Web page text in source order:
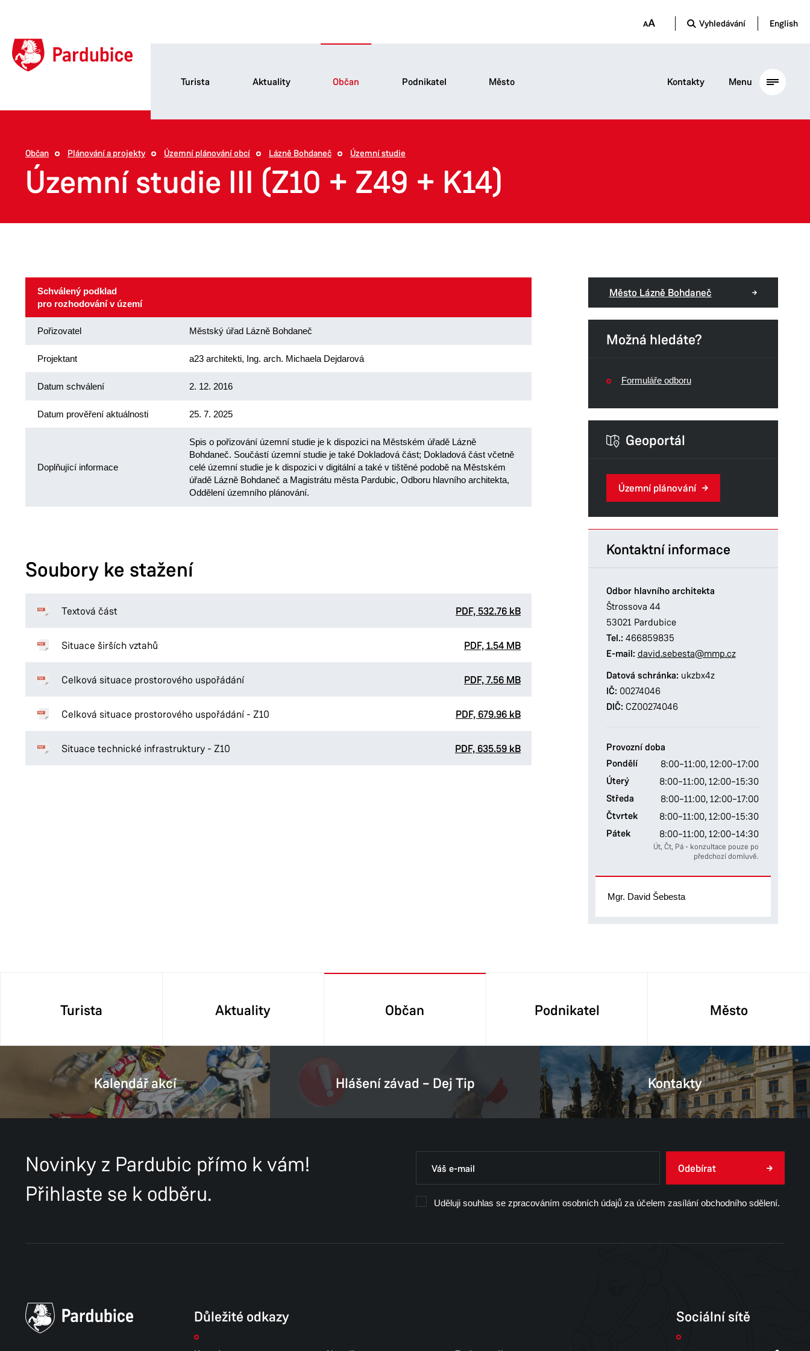
Vyhledávání English
Turista Aktuality Občan Podnikatel Město Kontakty Menu
Občan Plánování a projekty Územní plánování obcí Lázně Bohdaneč Územní studie
Územní studie III (Z10 + Z49 + K14)
Schválený podklad
pro rozhodování v území
Pořizovatel Městský úřad Lázně Bohdaneč
Projektant a23 architekti, Ing. arch. Michaela Dejdarová
Datum schválení 2. 12. 2016
Datum prověření aktuálnosti 25. 7. 2025
Doplňující informace
Spis o pořizování územní studie je k dispozici na Městském úřadě Lázně
Bohdaneč. Součástí územní studie je také Dokladová část; Dokladová část včetně
celé územní studie je k dispozici v digitální a také v tištěné podobě na Městském
úřadě Lázně Bohdaneč a Magistrátu města Pardubic, Odboru hlavního architekta,
Oddělení územního plánování.
Soubory ke stažení
Textová část PDF, 532.76 kB
Situace širších vztahů PDF, 1.54 MB
Celková situace prostorového uspořádání PDF, 7.56 MB
Celková situace prostorového uspořádání - Z10 PDF, 679.96 kB
Situace technické infrastruktury - Z10 PDF, 635.59 kB
Město Lázně Bohdaneč
Možná hledáte?
Formuláře odboru
Geoportál
Územní plánování
Kontaktní informace
Odbor hlavního architekta
Štrossova 44
53021 Pardubice
Tel.: 466859835
E-mail: david.sebesta@mmp.cz
Datová schránka: ukzbx4z
IČ: 00274046
DIČ: CZ00274046
Provozní doba
Pondělí
8:00–11:00, 12:00–17:00
Úterý 8:00–11:00, 12:00–15:30
Středa 8:00–11:00, 12:00–17:00
Čtvrtek 8:00–11:00, 12:00–15:30
Pátek 8:00–11:00, 12:00–14:30
Út, Čt, Pá - konzultace pouze po
předchozí domluvě.
Mgr. David Šebesta
Turista Aktuality Občan Podnikatel Město
Kalendář akcí Hlášení závad – Dej Tip Kontakty
Novinky z Pardubic přímo k vám!
Přihlaste se k odběru.
Odebírat
Uděluji souhlas se zpracováním osobních údajů za účelem zasílání obchodního sdělení.
Sociální sítě
Důležité odkazy